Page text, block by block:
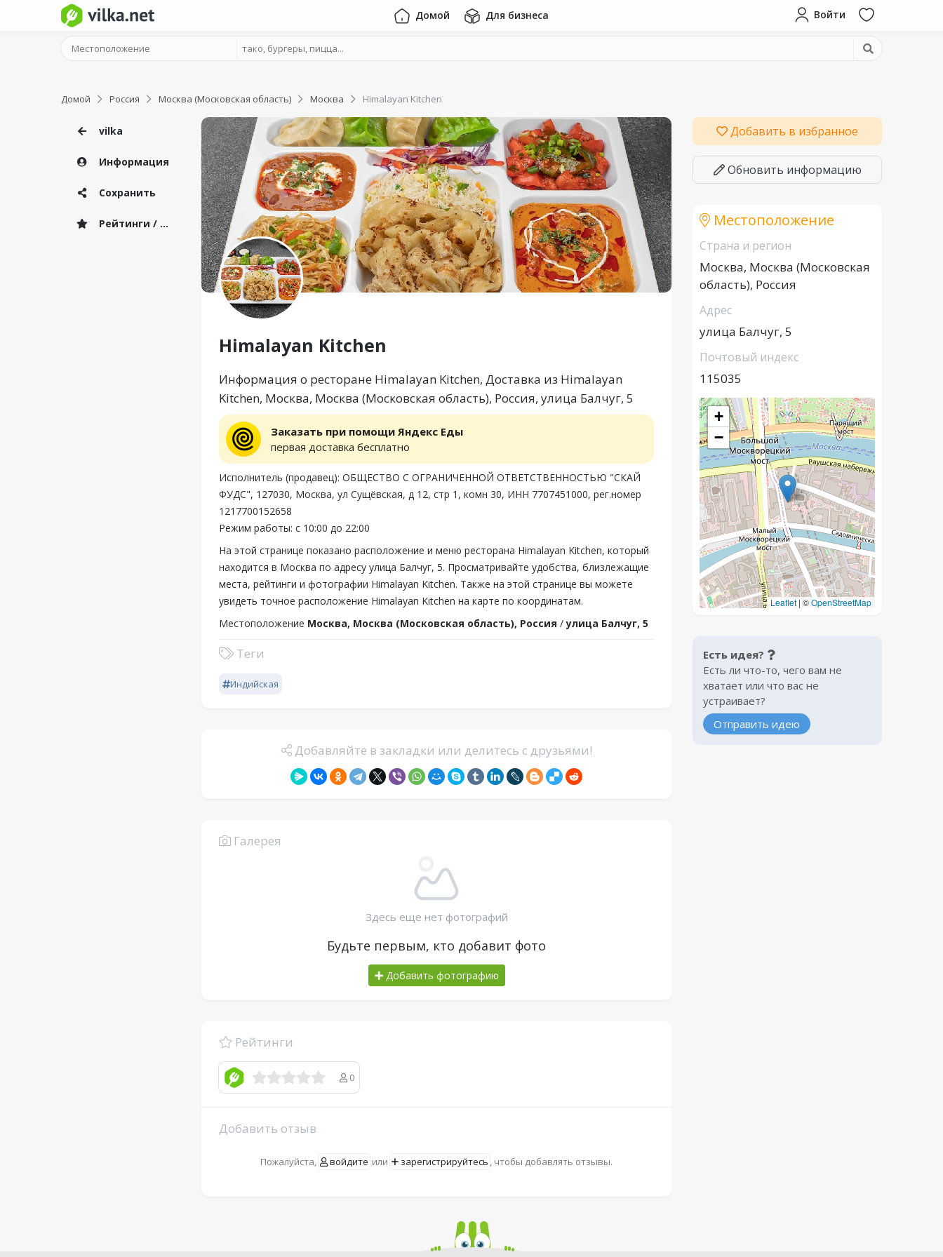
Домой Для бизнеса Войти
Домой Россия Москва (Московская область) Москва Himalayan Kitchen
vilka
Информация
Сохранить
Рейтинги / Отзывы
Himalayan Kitchen
Информация о ресторане Himalayan Kitchen, Доставка из Himalayan
Kitchen, Москва, Москва (Московская область), Россия, улица Балчуг, 5
Заказать при помощи Яндекс Еды
первая доставка бесплатно
Исполнитель (продавец): ОБЩЕСТВО С ОГРАНИЧЕННОЙ ОТВЕТСТВЕННОСТЬЮ "СКАЙ
ФУДС", 127030, Москва, ул Сущёвская, д 12, стр 1, комн 30, ИНН 7707451000, рег.номер
1217700152658
Режим работы: с 10:00 до 22:00
На этой странице показано расположение и меню ресторана Himalayan Kitchen, который
находится в Москва по адресу улица Балчуг, 5. Просматривайте удобства, близлежащие
места, рейтинги и фотографии Himalayan Kitchen. Также на этой странице вы можете
увидеть точное расположение Himalayan Kitchen на карте по координатам.
Местоположение Москва, Москва (Московская область), Россия /улица Балчуг, 5
Теги
Индийская
Добавляйте в закладки или делитесь с друзьями!
Галерея
Здесь еще нет фотографий
Будьте первым, кто добавит фото
Добавить фотографию
Рейтинги
0
Добавить отзыв
Пожалуйста, войдите или зарегистрируйтесь , чтобы добавлять отзывы.
Добавить в избранное
Обновить информацию
Местоположение
Страна и регион
Москва, Москва (Московская
область), Россия
Адрес
улица Балчуг, 5
Почтовый индекс
115035
+
−
Leaflet | ©OpenStreetMap
Есть идея?
Есть ли что-то, чего вам не
хватает или что вас не
устраивает?
Отправить идею